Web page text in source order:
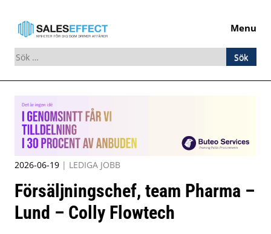
Menu
Sök
efter:
Skip
to
content
2026-06-19 | LEDIGA JOBB
Försäljningschef, team Pharma –
Lund – Colly Flowtech